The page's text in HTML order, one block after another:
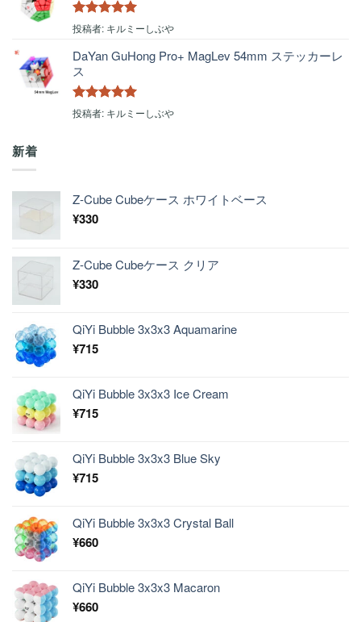
5段階中 5 の
投稿者: キルミーしぶや
DaYan GuHong Pro+ MagLev 54mm ステッカーレ
ス
5段階中 5 の
投稿者: キルミーしぶや
新着
Z-Cube Cubeケース ホワイトベース
¥330
Z-Cube Cubeケース クリア
¥330
QiYi Bubble 3x3x3 Aquamarine
¥715
QiYi Bubble 3x3x3 Ice Cream
¥715
QiYi Bubble 3x3x3 Blue Sky
¥715
QiYi Bubble 3x3x3 Crystal Ball
¥660
QiYi Bubble 3x3x3 Macaron
¥660